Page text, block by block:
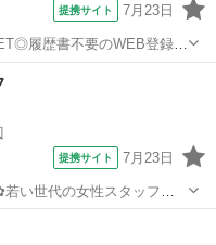
提携サイト 7月23日
履歴書不要のWEB登録
時給2200円！秋川周辺！20
提携サイト 7月23日